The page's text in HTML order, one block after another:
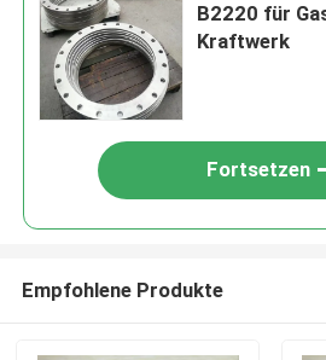
B2220 für
Kraftwerk
Fortsetzen
Empfohlene Produkte